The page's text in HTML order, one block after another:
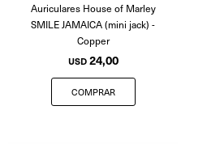
Auriculares House of Marley
SMILE JAMAICA (mini jack) -
Copper
USD 24,00